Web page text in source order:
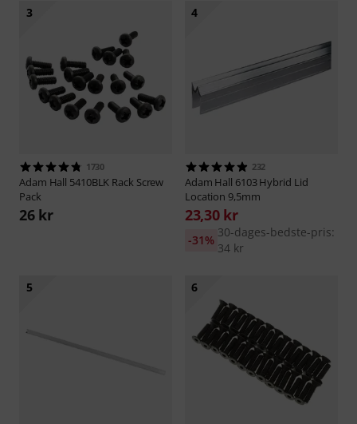
3
1730
Adam Hall 5410BLK Rack Screw
Pack
26 kr
4
232
Adam Hall 6103 Hybrid Lid
Location 9,5mm
23,30 kr
30-dages-bedste-pris:
34 kr
-31%
5 6